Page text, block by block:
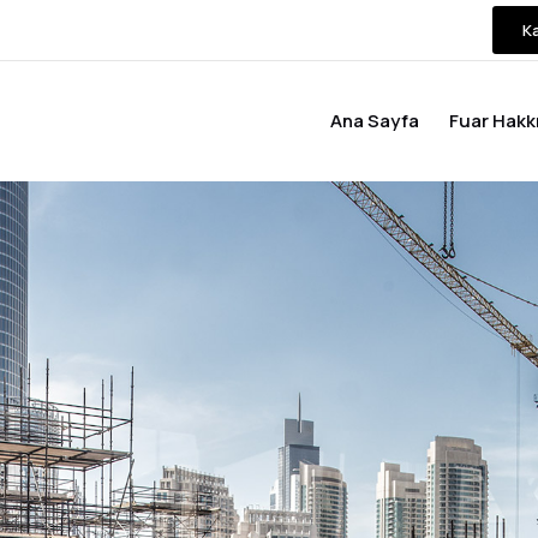
Ana Sayfa Fuar
Formu